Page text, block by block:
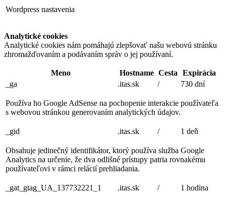
Wordpress nastavenia
Analytické cookies
Analytické cookies nám pomáhajú zlepšovať našu webovú stránku
zhromažďovaním a podávaním správ o jej používaní.
Meno Hostname Cesta
Expirácia
_ga
.itas.sk / 730 dní
Používa ho Google AdSense na pochopenie interakcie používateľa
s webovou stránkou generovaním analytických údajov.
_gid .itas.sk / 1 deň
Obsahuje jedinečný identifikátor, ktorý používa služba Google
Analytics na určenie, že dva odlišné prístupy patria rovnakému
používateľovi v rámci relácií prehliadania.
_gat_gtag_UA_137732221_1 .itas.sk / 1 hodina